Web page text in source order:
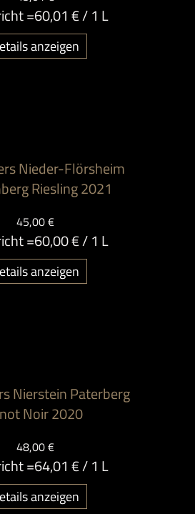
=60,01 €/ 1 L
anzeigen
Nieder-Flörsheim
Riesling 2021
45,00 €
=60,00 €/ 1 L
anzeigen
Nierstein Paterberg
Noir 2020
48,00 €
=64,01 €/ 1 L
anzeigen